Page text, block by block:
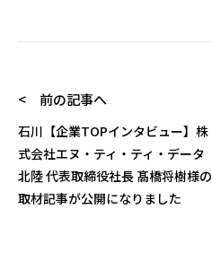
< 前の記事へ
石川【企業TOPインタビュー】株
式会社エヌ・ティ・ティ・データ
北陸 代表取締役社長 髙橋将樹様の
取材記事が公開になりました